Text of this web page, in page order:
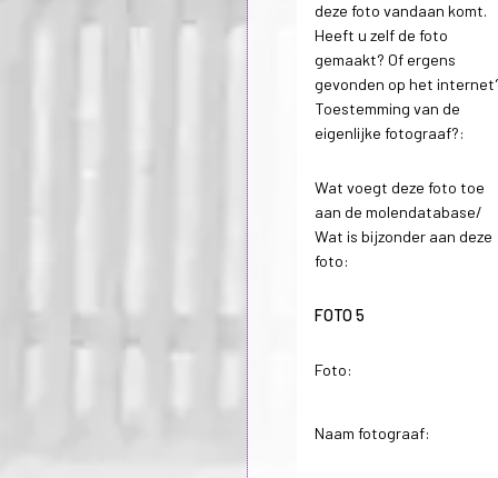
deze foto vandaan komt.
Heeft u zelf de foto
gemaakt? Of ergens
gevonden op het
Toestemming van de
eigenlijke fotograaf?:
Wat voegt deze foto toe
aan de molendatabase/
Wat is bijzonder aan deze
foto:
FOTO 5
Foto:
Naam fotograaf: